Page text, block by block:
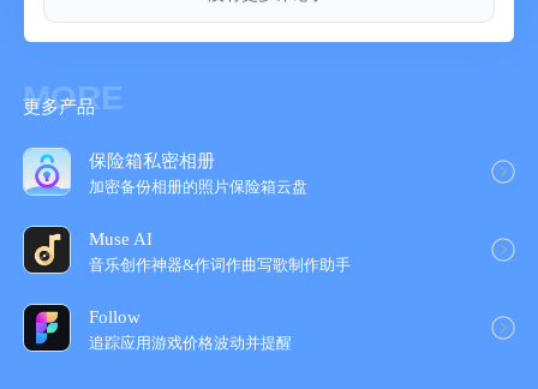
4、用户协议：https://watchface.flyok.cn/docs-a/user-
policy.html
使用条款 (EULA) ：https://www.apple.com/legal/internet-
services/itunes/dev/stdeula/
MORE
更多产品
保险箱私密相册
加密备份相册的照片保险箱云‪盘‬
Muse AI
音乐创作神器&作词作曲写歌制作助‪手‬
Follow
追踪应用游戏价格波动并提醒